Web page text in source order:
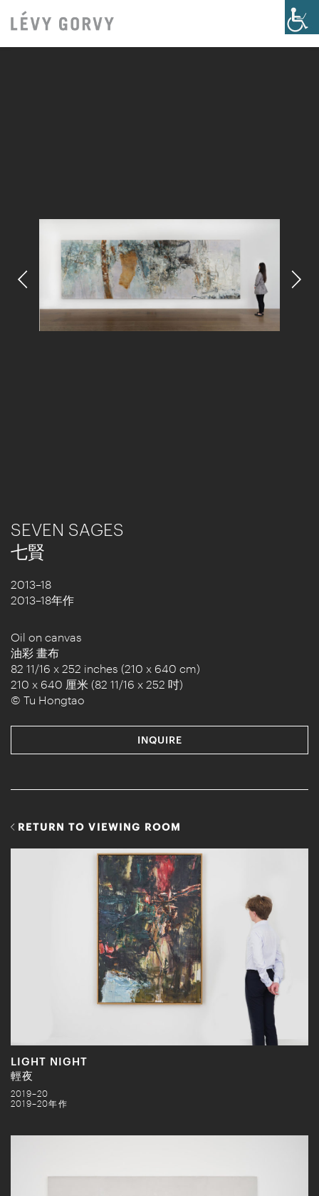
SEVEN SAGES
七賢
2013–18
2013–18年作
Oil on canvas
油彩 畫布
82 11/16 x 252 inches (210 x 640 cm)
210 x 640 厘米 (82 11/16 x 252 吋)
© Tu Hongtao
INQUIRE
RETURN TO VIEWING ROOM
LIGHT NIGHT
輕夜
2019–20
2019–20年作